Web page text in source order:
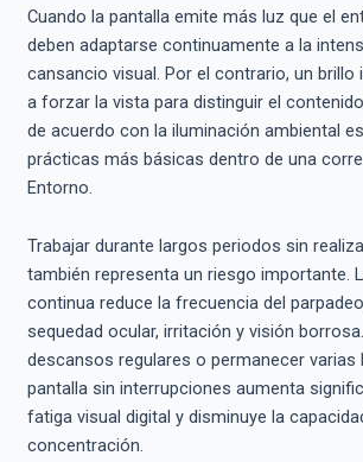
Cuando la pantalla emite más luz que el
deben adaptarse continuamente a la
cansancio visual. Por el contrario, un brillo
a forzar la vista para distinguir el
de acuerdo con la iluminación ambiental
prácticas más básicas dentro de una
Entorno.
Trabajar durante largos periodos sin
también representa un riesgo importante.
continua reduce la frecuencia del
sequedad ocular, irritación y visión
descansos regulares o permanecer
pantalla sin interrupciones aumenta
fatiga visual digital y disminuye la
concentración.